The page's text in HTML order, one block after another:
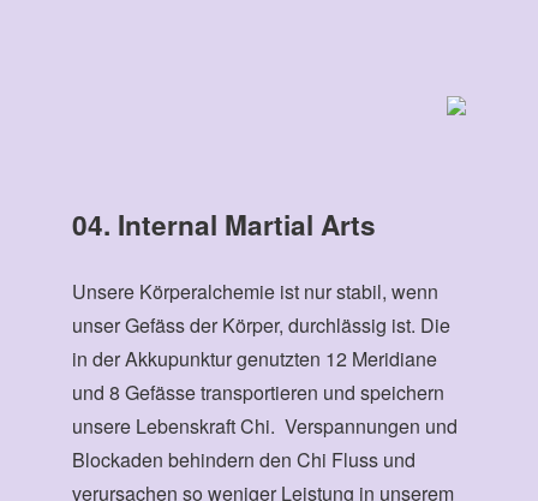
04. Internal Martial Arts
Unsere Körperalchemie ist nur stabil, wenn
unser Gefäss der Körper, durchlässig ist. Die
in der Akkupunktur genutzten 12 Meridiane
und 8 Gefässe transportieren und speichern
unsere Lebenskraft Chi. Verspannungen und
Blockaden behindern den Chi Fluss und
verursachen so weniger Leistung in unserem